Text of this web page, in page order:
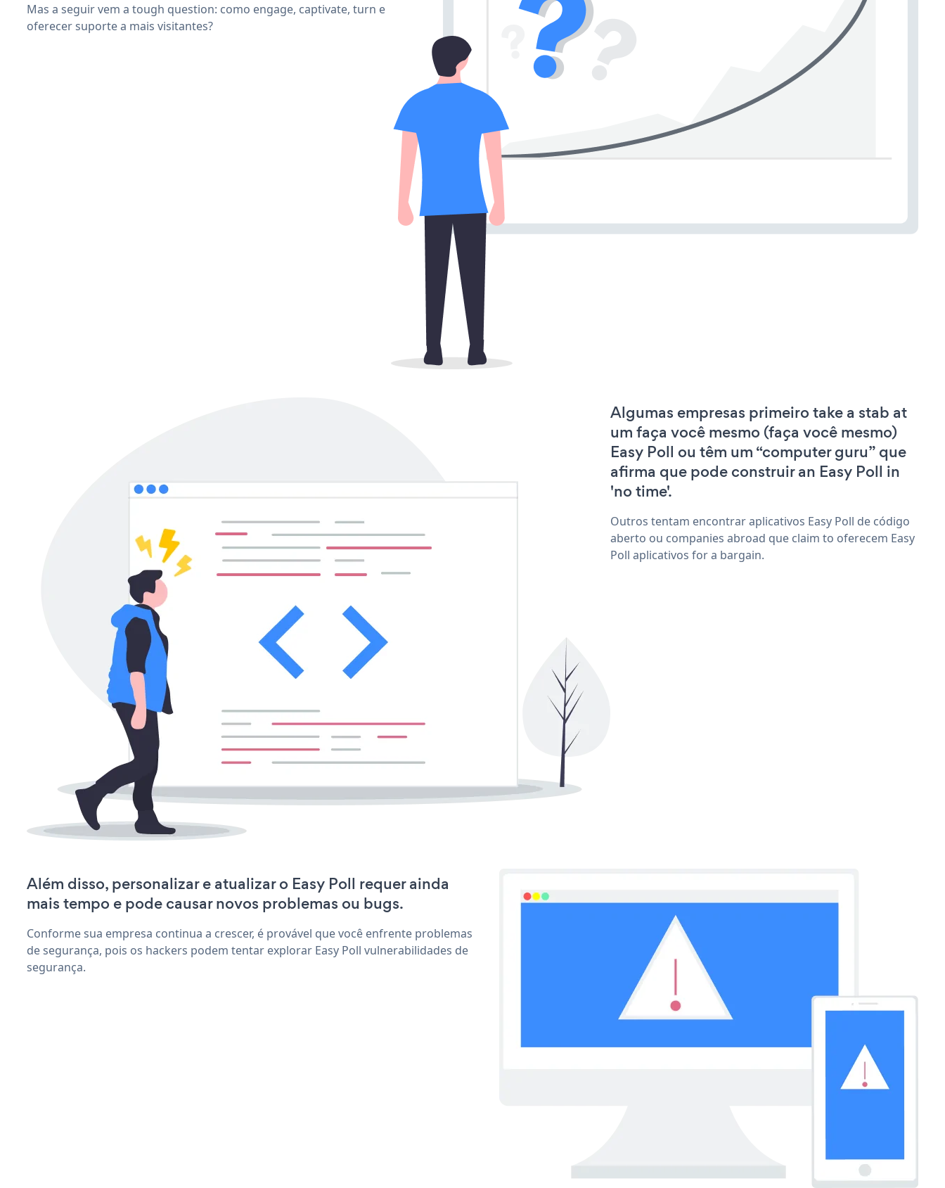
Mas a seguir vem a tough question: como engage, captivate, turn e
oferecer suporte a mais visitantes?
Algumas empresas primeiro take a stab at
um faça você mesmo (faça você mesmo)
Easy Poll ou têm um “computer guru” que
afirma que pode construir an Easy Poll in
'no time'.
Outros tentam encontrar aplicativos Easy Poll de código
aberto ou companies abroad que claim to oferecem Easy
Poll aplicativos for a bargain.
Além disso, personalizar e atualizar o Easy Poll requer ainda
mais tempo e pode causar novos problemas ou bugs.
Conforme sua empresa continua a crescer, é provável que você enfrente problemas
de segurança, pois os hackers podem tentar explorar Easy Poll vulnerabilidades de
segurança.